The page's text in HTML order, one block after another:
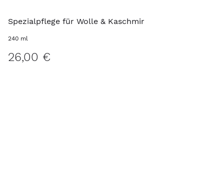
Spezialpflege für Wolle & Kaschmir
240 ml
26,00 €